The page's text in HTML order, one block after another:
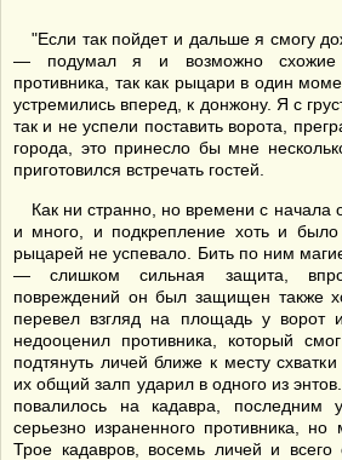
"Если так пойдет и дальше я смогу
— подумал я и возможно схожие
противника, так как рыцари в один
устремились вперед, к донжону. Я с
так и не успели поставить ворота,
города, это принесло бы мне
приготовился встречать гостей.
Как ни странно, но времени с начала
и много, и подкрепление хоть и было
рыцарей не успевало. Бить по ним
— слишком сильная защита,
повреждений он был защищен также
перевел взгляд на площадь у ворот
недооценил противника, который
подтянуть личей ближе к месту
их общий залп ударил в одного из
повалилось на кадавра, последним
серьезно израненного противника,
Трое кадавров, восемь личей и